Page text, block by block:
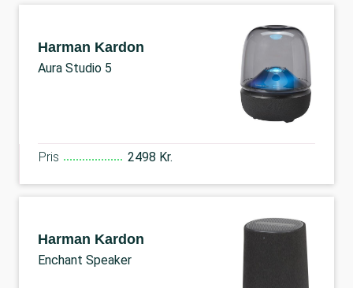
Harman Kardon
Aura Studio 5
Pris 2498 Kr.
Harman Kardon
Enchant Speaker